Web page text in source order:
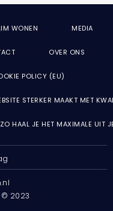
WONEN MEDIA
OVER ONS
POLICY (EU)
STERKER MAAKT MET
HAAL JE HET MAXIMALE UIT
© 2023